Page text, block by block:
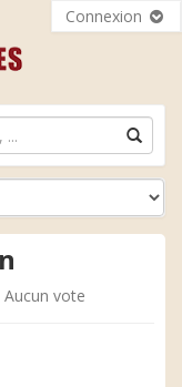
Connexion
Aucun vote